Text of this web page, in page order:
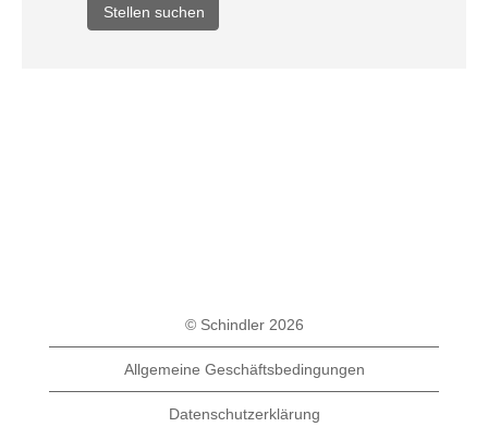
© Schindler 2026
Allgemeine Geschäftsbedingungen
Datenschutzerklärung